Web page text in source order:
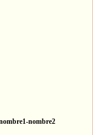
nombre2